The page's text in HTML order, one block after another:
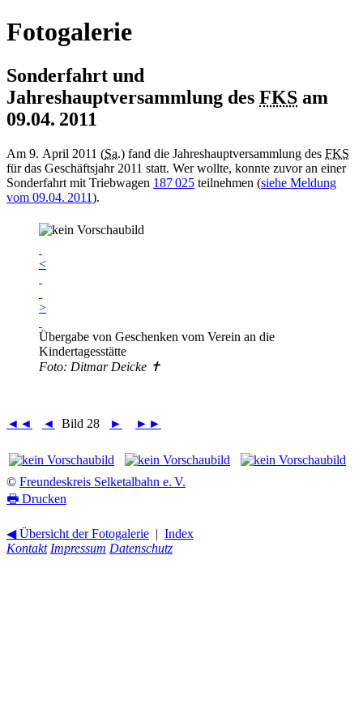
Fotogalerie
Sonderfahrt und
Jahreshauptversammlung des FKS am
09.04. 2011
Am 9. April 2011 (Sa.) fand die Jahreshauptversammlung des FKS
für das Geschäftsjahr 2011 statt. Wer wollte, konnte zuvor an einer
Sonderfahrt mit Triebwagen 187 025 teilnehmen (siehe Meldung
vom 09.04. 2011).
<
>
Übergabe von Geschenken vom Verein an die
Kindertagesstätte
Foto: Ditmar Deicke ✝
◄◄ ◄ Bild 28 ► ►►
© Freundeskreis Selketalbahn e. V.
🖶 Drucken
◀ Übersicht der Fotogalerie | Index
Kontakt Impressum Datenschutz